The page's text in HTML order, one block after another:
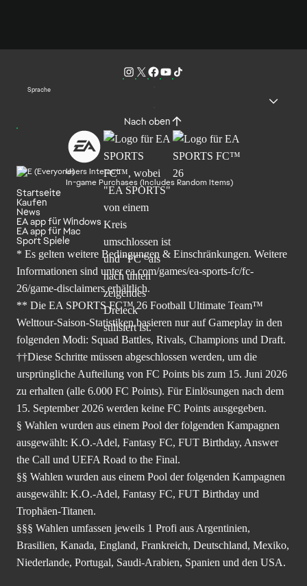
Sprache
Nach oben
Users Interact
In-game Purchases (Includes Random Items)
Startseite
Kaufen
News
EA app für Windows
EA app für Mac
Sport Spiele
* Es gelten weitere Bedingungen & Einschränkungen. Weitere
Informationen sind unterea.com/games/ea-sports-fc/fc-
26/game-disclaimers erhältlich.
** Die EA SPORTS FC™ 26 Football Ultimate Team™
Welttour-Saison-Statistiken basieren nur auf Gameplay in den
folgenden Modi: Squad Battles, Rivals, Champions und Draft.
††Diese Schritte müssen abgeschlossen werden, um die
ursprüngliche Aufteilung von FC Points bis zum 15. Juni 2026
zu erhalten (alle 6.000 FC Points). Für Einlösungen nach dem
15. September 2026 werden keine FC Points ausgegeben.
§ Wahlen wurden aus einem Pool der folgenden Kampagnen
ausgewählt: K.O.-Adel, Fantasy FC, FUT Birthday, Answer
the Call und UEFA Road to the Final.
§§ Wahlen wurden aus einem Pool der folgenden Kampagnen
ausgewählt: K.O.-Adel, Fantasy FC, FUT Birthday und
Trophäen-Titanen.
§§§ Wahlen umfassen jeweils 1 Profi aus Argentinien,
Brasilien, Kanada, England, Frankreich, Deutschland, Mexiko,
Niederlande, Portugal, Saudi-Arabien, Spanien und den USA.